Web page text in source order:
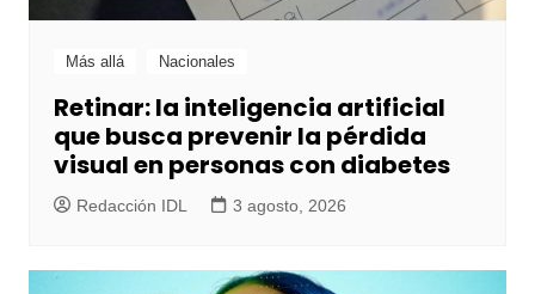
Más allá Nacionales
Retinar: la inteligencia artificial
que busca prevenir la pérdida
visual en personas con diabetes
Redacción IDL 3 agosto, 2026